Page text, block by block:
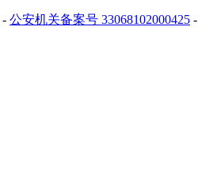
- 公安机关备案号 33068102000425 -